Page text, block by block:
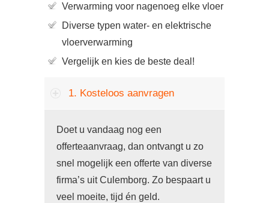
Verwarming voor nagenoeg elke vloer
Diverse typen water- en elektrische
vloerverwarming
Vergelijk en kies de beste deal!
1. Kosteloos aanvragen
Doet u vandaag nog een
offerteaanvraag, dan ontvangt u zo
snel mogelijk een offerte van diverse
firma’s uit Culemborg. Zo bespaart u
veel moeite, tijd én geld.